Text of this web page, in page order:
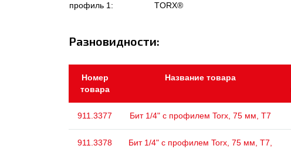
профиль 1:
TORX®
Разновидности:
Номер
товара
Название товара
911.3377 Бит 1/4" с профилем Torx, 75 мм, Т7
911.3378
Бит 1/4" с профилем Torx, 75 мм, Т7,